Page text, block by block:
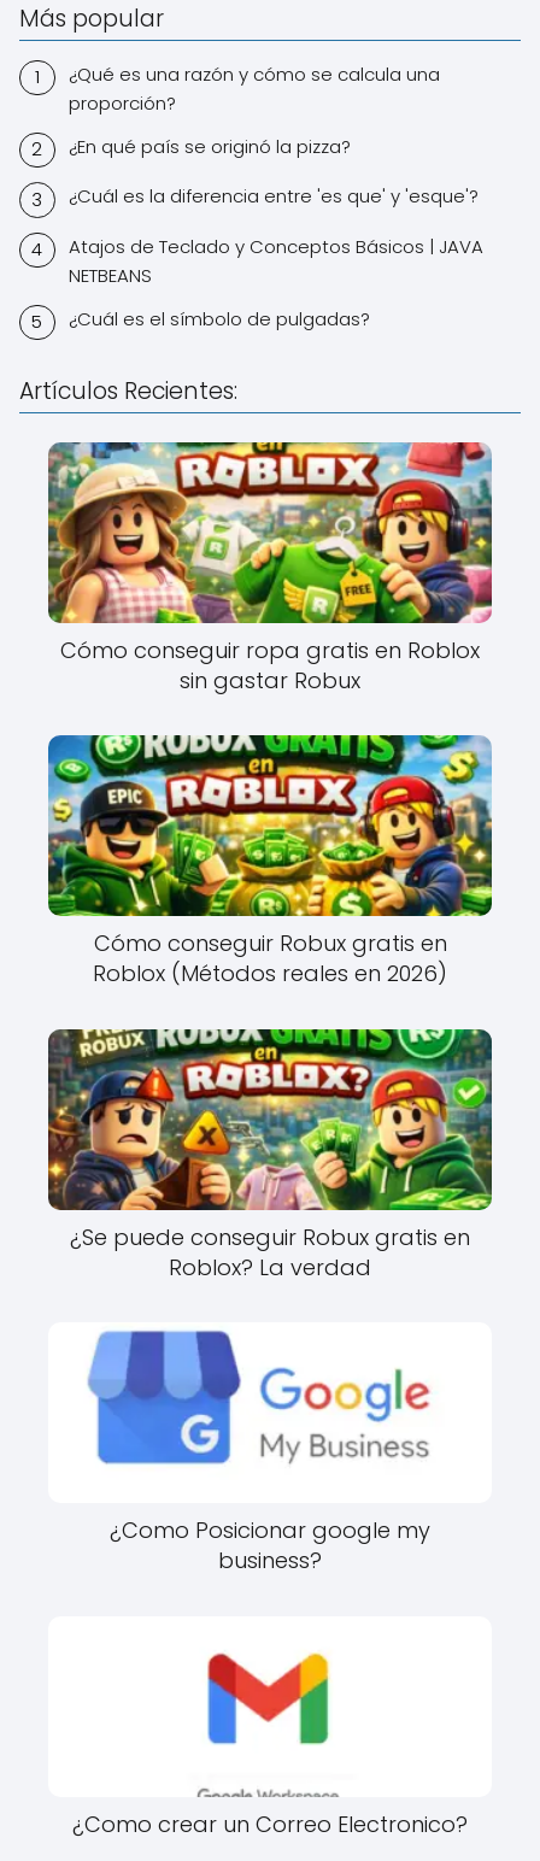
Más popular
¿Qué es una razón y cómo se calcula una
proporción?
¿En qué país se originó la pizza?
¿Cuál es la diferencia entre 'es que' y 'esque'?
Atajos de Teclado y Conceptos Básicos | JAVA
NETBEANS
¿Cuál es el símbolo de pulgadas?
Artículos Recientes:
Cómo conseguir ropa gratis en Roblox
sin gastar Robux
Cómo conseguir Robux gratis en
Roblox (Métodos reales en 2026)
¿Se puede conseguir Robux gratis en
Roblox? La verdad
¿Como Posicionar google my
business?
¿Como crear un Correo Electronico?